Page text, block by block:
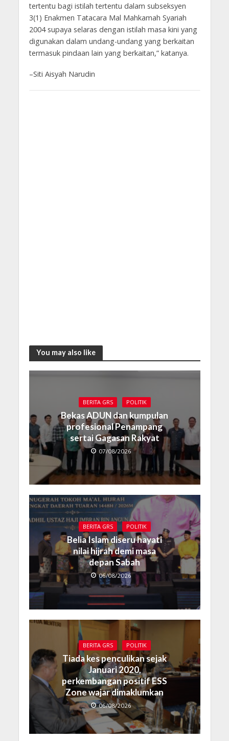
tertentu bagi istilah tertentu dalam subseksyen
3(1) Enakmen Tatacara Mal Mahkamah Syariah
2004 supaya selaras dengan istilah masa kini yang
digunakan dalam undang-undang yang berkaitan
termasuk pindaan lain yang berkaitan,” katanya.
–Siti Aisyah Narudin
You may also like
BERITA GRS POLITIK
Bekas ADUN dan kumpulan
profesional Penampang
sertai Gagasan Rakyat
07/08/2026
BERITA GRS POLITIK
Belia Islam diseru hayati
nilai hijrah demi masa
depan Sabah
06/08/2026
BERITA GRS POLITIK
Tiada kes penculikan sejak
Januari 2020,
perkembangan positif ESS
Zone wajar dimaklumkan
06/08/2026